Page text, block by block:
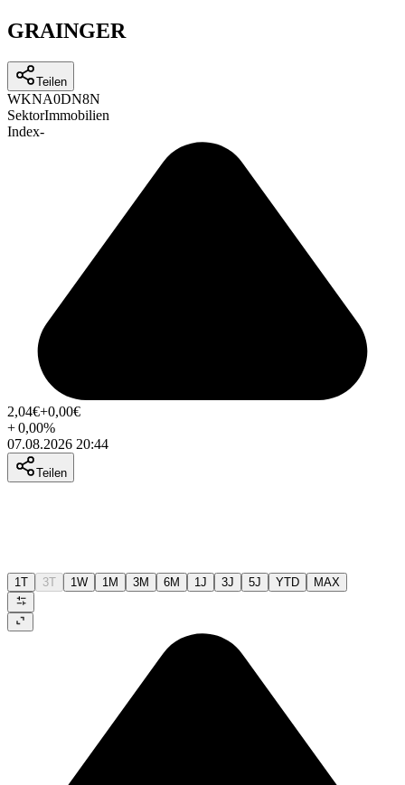
GRAINGER
Teilen
WKNA0DN8N
SektorImmobilien
Index-
2,04€+0,00€
+0,00%
07.08.2026 20:44
Teilen
1T 3T 1W 1M 3M 6M 1J 3J 5J YTD MAX